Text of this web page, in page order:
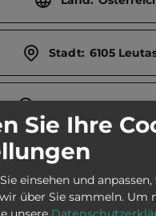
mit
und Busticket im
Stadt: 6105
Straße: Reindlau
Webseite:
Sie Ihre
einsehen und
über Sie sammeln. Um